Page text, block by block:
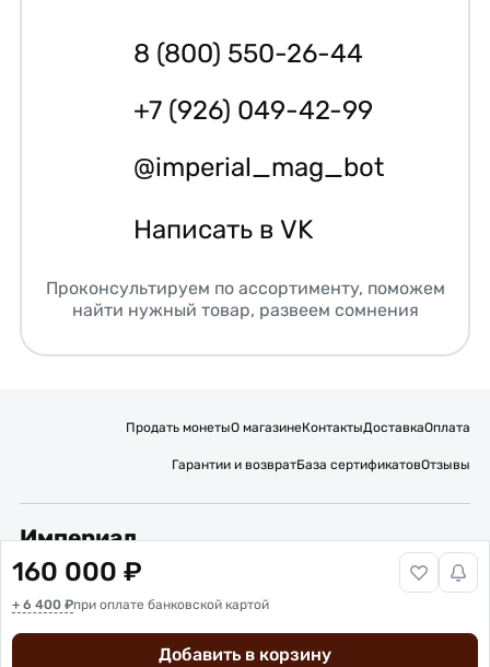
160 000 ₽
+ 6 400 ₽при оплате банковской картой
Добавить в корзину
8 (800) 550-26-44
+7 (926) 049-42-99
@imperial_mag_bot
Написать в VK
Проконсультируем по ассортименту, поможем
найти нужный товар, развеем сомнения
Продать монетыО магазинеКонтактыДоставкаОплата
Гарантии и возвратБаза сертификатовОтзывы
Империал
Подписывайтесь на нас:
Вакансии
Политика обработки персональных данных